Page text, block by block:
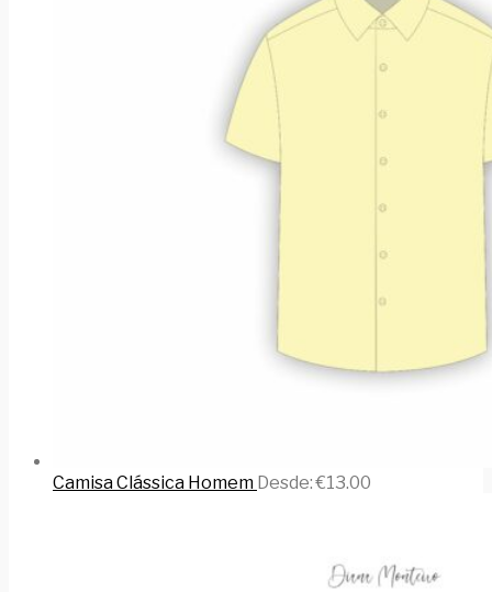
Camisa Clássica Homem Desde:€13.00